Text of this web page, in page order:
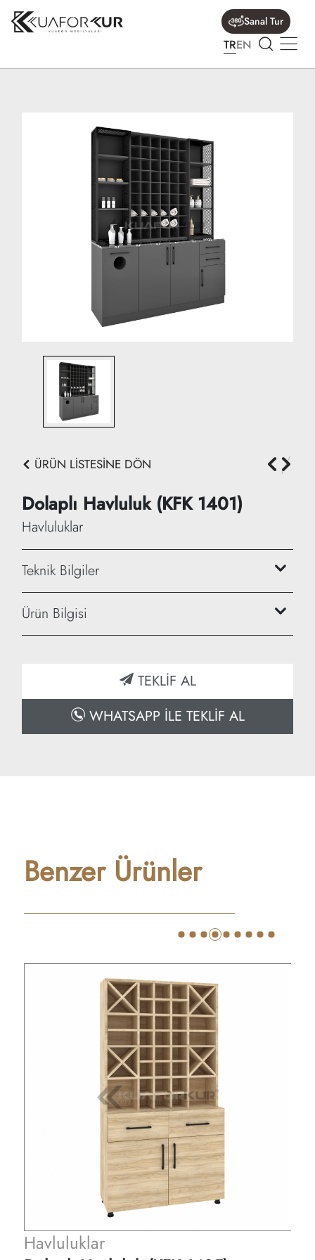
Sanal Tur
TREN
ÜRÜN LİSTESİNE DÖN
Dolaplı Havluluk (KFK 1401)
Havluluklar
Teknik Bilgiler
Genişlik: 160 cm
Yükseklik: 200 cm
Ürün Bilgisi
TEKLİF AL
WHATSAPP İLE TEKLİF AL
Benzer Ürünler
Havluluklar